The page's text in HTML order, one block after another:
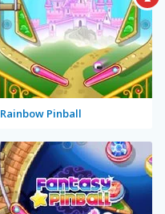
Rainbow Pinball